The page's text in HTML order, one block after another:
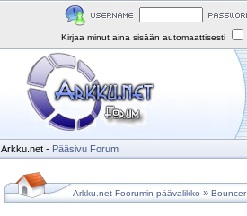
Kirjaa minut aina sisään automaattisesti
Arkku.net - Pääsivu Forum
Arkku.net Foorumin päävalikko » Bouncer